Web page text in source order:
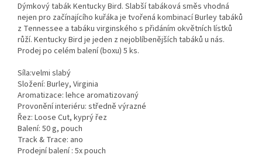
Dýmkový tabák Kentucky Bird. Slabší tabáková směs vhodná
nejen pro začínajícího kuřáka je tvořená kombinací Burley tabáků
z Tennessee a tabáku virginského s přidáním okvětních lístků
růží. Kentucky Bird je jeden z nejoblíbenějších tabáků u nás.
Prodej po celém balení (boxu) 5 ks.
Síla:velmi slabý
Složení: Burley, Virginia
Aromatizace: lehce aromatizovaný
Provonění interiéru: středně výrazné
Řez: Loose Cut, kyprý řez
Balení: 50 g, pouch
Track & Trace: ano
Prodejní balení : 5x pouch